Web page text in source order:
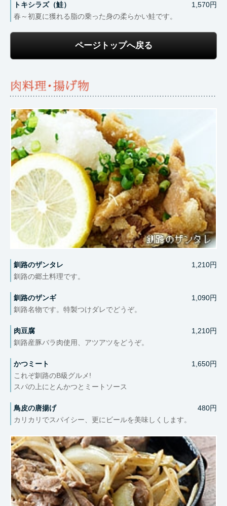
トキシラズ（鮭）
1,570円
春～初夏に獲れる脂の乗った身の柔らかい鮭です。
ページトップへ戻る
釧路のザンタレ
1,210円
釧路の郷土料理です。
釧路のザンギ
1,090円
釧路名物です。特製つけダレでどうぞ。
肉豆腐
1,210円
釧路産豚バラ肉使用、アツアツをどうぞ。
かつミート
1,650円
これぞ釧路のB級グルメ!
スパの上にとんかつとミートソース
鳥皮の唐揚げ
480円
カリカリでスパイシー、更にビールを美味しくします。